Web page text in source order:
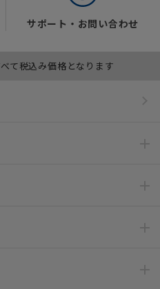
サポート・お問い合わせ
て税込み価格となります